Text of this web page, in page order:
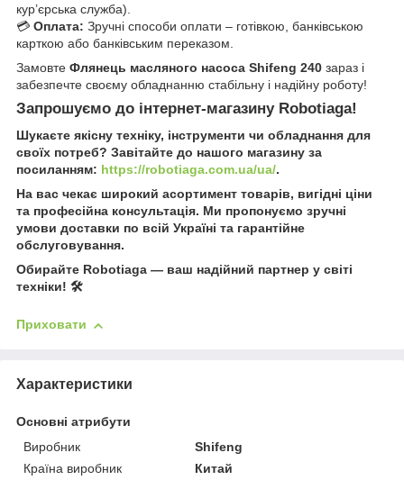
кур’єрська служба).
💳 Оплата: Зручні способи оплати – готівкою, банківською
карткою або банківським переказом.
Замовте Флянець масляного насоса Shifeng 240 зараз і
забезпечте своєму обладнанню стабільну і надійну роботу!
Запрошуємо до інтернет-магазину Robotiaga!
Шукаєте якісну техніку, інструменти чи обладнання для
своїх потреб? Завітайте до нашого магазину за
посиланням: https://robotiaga.com.ua/ua/.
На вас чекає широкий асортимент товарів, вигідні ціни
та професійна консультація. Ми пропонуємо зручні
умови доставки по всій Україні та гарантійне
обслуговування.
Обирайте Robotiaga — ваш надійний партнер у світі
техніки! 🛠️
Приховати
Характеристики
Основні атрибути
Виробник
Shifeng
Країна виробник
Китай